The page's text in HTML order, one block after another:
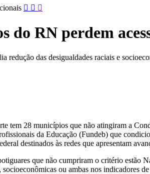
do RN perdem
redução das desigualdades raciais e
tem 28 municípios que não atingiram a
da Educação (Fundeb) que
destinados às redes que apresentam
que não cumpriram o critério estão
socioeconômicas ou ambas nos indicadores